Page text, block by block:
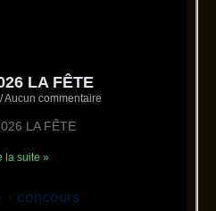
LA FÊTE
Aucun commentaire
LA FÊTE
la suite »